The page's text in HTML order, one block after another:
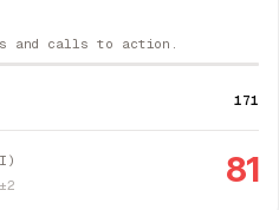
and calls to action.
171
81